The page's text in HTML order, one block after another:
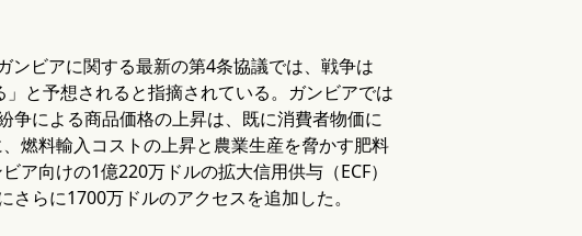
ビアに関する最新の第4条協議では、戦争は
と予想されると指摘されている。ガンビアでは
争による商品価格の上昇は、既に消費者物価に
燃料輸入コストの上昇と農業生産を脅かす肥料
向けの1億220万ドルの拡大信用供与（ECF）
らに1700万ドルのアクセスを追加した。